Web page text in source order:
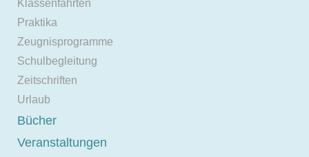
Klassenfahrten
Praktika
Zeugnisprogramme
Schulbegleitung
Zeitschriften
Urlaub
Bücher
Veranstaltungen